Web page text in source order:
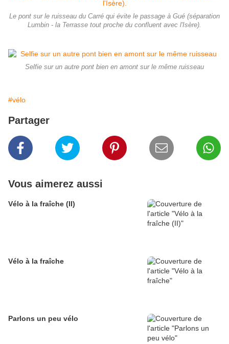
Le pont sur le ruisseau du Carré qui évite le passage à Gué (séparation
Lumbin - la Terrasse tout proche du confluent avec l'Isère).
Selfie sur un autre pont bien en amont sur le même ruisseau
#vélo
Partager
Vous aimerez aussi
Vélo à la fraîche (II)
Vélo à la fraîche
Parlons un peu vélo